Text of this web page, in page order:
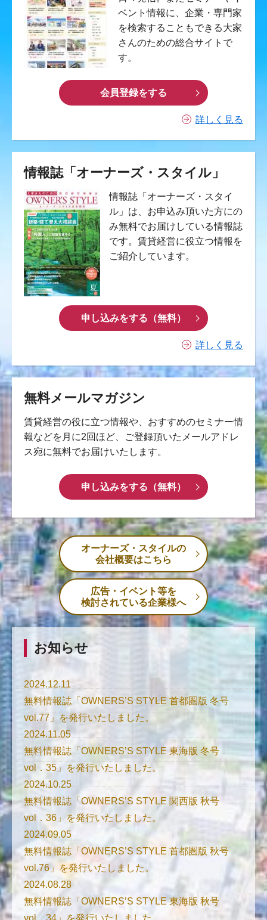
ベント情報に、企業・専門家
を検索することもできる大家
さんのための総合サイトで
す。
会員登録をする
詳しく見る
情報誌「オーナーズ・スタイル」
情報誌「オーナーズ・スタイ
ル」は、お申込み頂いた方にの
み無料でお届けしている情報誌
です。賃貸経営に役立つ情報を
ご紹介しています。
申し込みをする（無料）
詳しく見る
無料メールマガジン
賃貸経営の役に立つ情報や、おすすめのセミナー情
報などを月に2回ほど、ご登録頂いたメールアドレ
ス宛に無料でお届けいたします。
申し込みをする（無料）
オーナーズ・スタイルの
会社概要はこちら
広告・イベント等を
検討されている企業様へ
お知らせ
2024.12.11
無料情報誌「OWNERS’S STYLE 首都圏版 冬号
vol.77」を発行いたしました。
2024.11.05
無料情報誌「OWNERS’S STYLE 東海版 冬号
vol．35」を発行いたしました。
2024.10.25
無料情報誌「OWNERS’S STYLE 関西版 秋号
vol．36」を発行いたしました。
2024.09.05
無料情報誌「OWNERS’S STYLE 首都圏版 秋号
vol.76」を発行いたしました。
2024.08.28
無料情報誌「OWNERS’S STYLE 東海版 秋号